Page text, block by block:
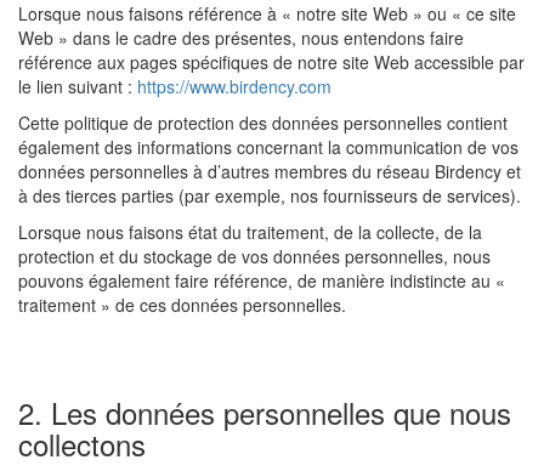
Lorsque nous faisons référence à « notre site Web » ou « ce site
Web » dans le cadre des présentes, nous entendons faire
référence aux pages spécifiques de notre site Web accessible par
le lien suivant : https://www.birdency.com
Cette politique de protection des données personnelles contient
également des informations concernant la communication de vos
données personnelles à d’autres membres du réseau Birdency et
à des tierces parties (par exemple, nos fournisseurs de services).
Lorsque nous faisons état du traitement, de la collecte, de la
protection et du stockage de vos données personnelles, nous
pouvons également faire référence, de manière indistincte au «
traitement » de ces données personnelles.
2. Les données personnelles que nous
collectons